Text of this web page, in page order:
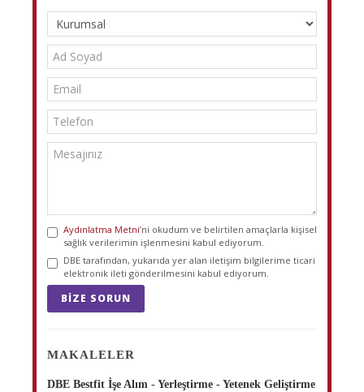
Aydınlatma Metni’ni okudum ve belirtilen amaçlarla kişisel
sağlık verilerimin işlenmesini kabul ediyorum.
DBE tarafından, yukarıda yer alan iletişim bilgilerime ticari
elektronik ileti gönderilmesini kabul ediyorum.
BIZE SORUN
MAKALELER
DBE Bestfit İşe Alım - Yerleştirme - Yetenek Geliştirme